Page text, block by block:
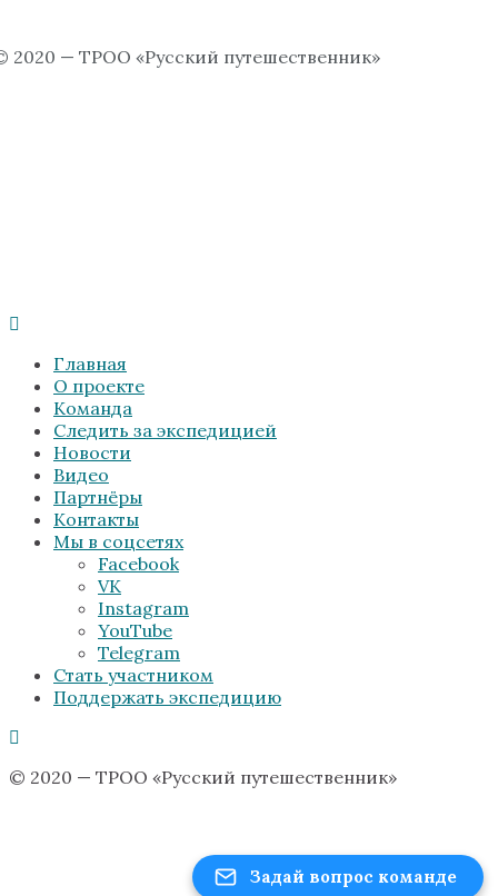
2020 — ТРОО «Русский путешественник»
Главная
О проекте
Команда
Следить за экспедицией
Новости
Видео
Партнёры
Контакты
Мы в соцсетях
Facebook
VK
Instagram
YouTube
Telegram
Стать участником
Поддержать экспедицию
© 2020 — ТРОО «Русский путешественник»
Задай вопрос команде